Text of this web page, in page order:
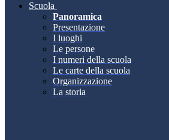
Scuola
Panoramica
Presentazione
I luoghi
Le persone
I numeri della scuola
Le carte della scuola
Organizzazione
La storia